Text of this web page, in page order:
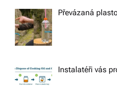
Převázaná
Instalatéři vás